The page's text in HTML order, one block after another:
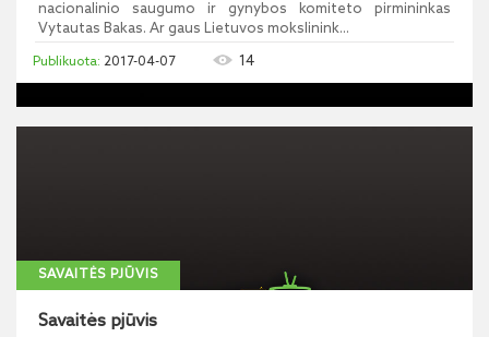
nacionalinio saugumo ir gynybos komiteto pirmininkas
Vytautas Bakas. Ar gaus Lietuvos mokslinink...
2017-04-07 14
SAVAITĖS PJŪVIS
Savaitės pjūvis